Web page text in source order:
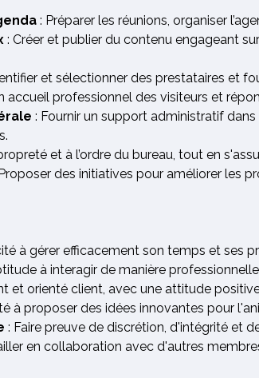
: Préparer les réunions, organiser
: Créer et publier du contenu engageant
et sélectionner des prestataires et
accueil professionnel des visiteurs et
: Fournir un support administratif
et à l’ordre du bureau, tout en
des initiatives pour améliorer les
à gérer efficacement son temps et ses
à interagir de manière
et orienté client, avec une attitude
à proposer des idées innovantes pour
: Faire preuve de discrétion, d'intégrité et
en collaboration avec d'autres